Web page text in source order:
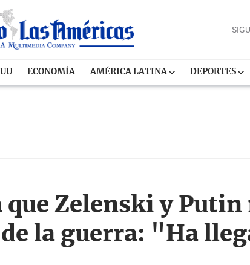
ECONOMÍA AMÉRICA LATINA DEPORTES
Zelenski y Putin
la guerra: "Ha